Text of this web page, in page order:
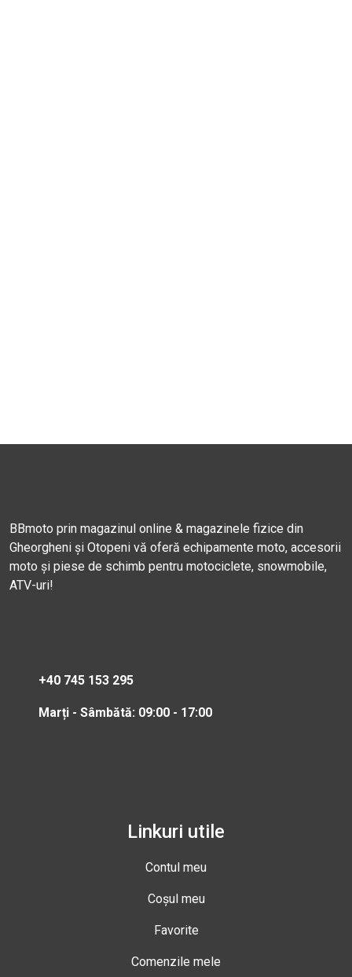
BBmoto prin magazinul online & magazinele fizice din
Gheorgheni și Otopeni vă oferă echipamente moto, accesorii
moto și piese de schimb pentru motociclete, snowmobile,
ATV-uri!
+40 745 153 295
Marți - Sâmbătă: 09:00 - 17:00
Linkuri utile
Contul meu
Coșul meu
Favorite
Comenzile mele